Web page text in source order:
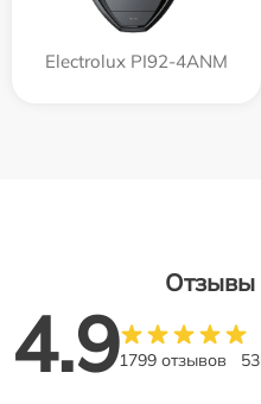
Electrolux PI92-4ANM
Отзывы
4.91799 отзывов